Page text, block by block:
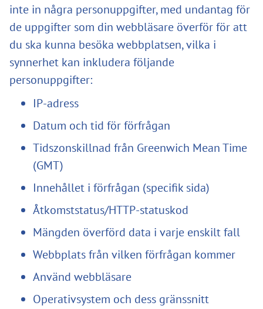
inte in några personuppgifter, med undantag för
de uppgifter som din webbläsare överför för att
du ska kunna besöka webbplatsen, vilka i
synnerhet kan inkludera följande
personuppgifter:
IP-adress
Datum och tid för förfrågan
Tidszonskillnad från Greenwich Mean Time
(GMT)
Innehållet i förfrågan (specifik sida)
Åtkomststatus/HTTP-statuskod
Mängden överförd data i varje enskilt fall
Webbplats från vilken förfrågan kommer
Använd webbläsare
Operativsystem och dess gränssnitt